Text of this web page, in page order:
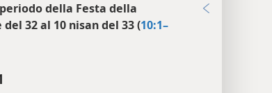
della Festa della
32 al 10 nisan del 33 (10:1–